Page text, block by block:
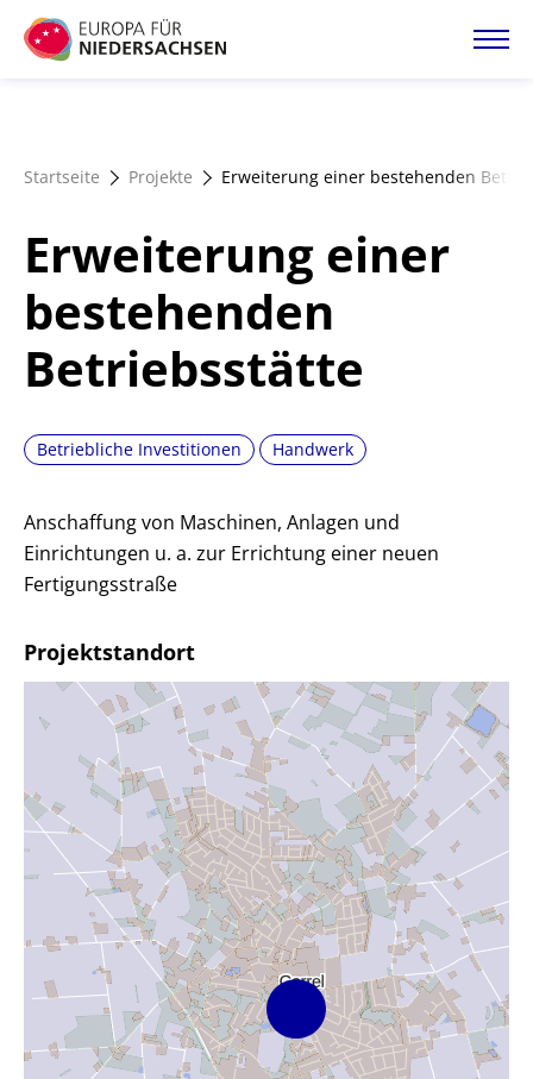
Direkt
zum
Förderangebote
Magazin
Startseite Projekte Erweiterung einer bestehenden
Erweiterung einer
bestehenden
Betriebsstätte
Betriebliche Investitionen Handwerk
Anschaffung von Maschinen, Anlagen und
Einrichtungen u. a. zur Errichtung einer neuen
Fertigungsstraße
Projektstandort